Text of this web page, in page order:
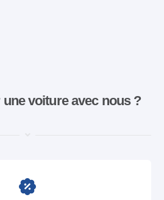
voiture avec nous ?